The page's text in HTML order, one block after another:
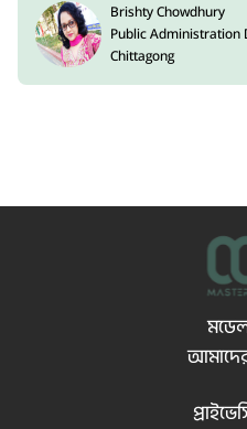
Brishty Chowdhury
Public
Chittagong